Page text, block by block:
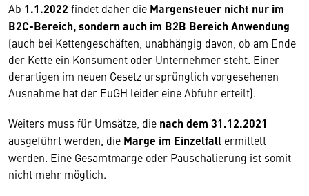
Ab 1.1.2022 findet daher die Margensteuer nicht nur im
B2C-Bereich, sondern auch im B2B Bereich Anwendung
(auch bei Kettengeschäften, unabhängig davon, ob am Ende
der Kette ein Konsument oder Unternehmer steht. Einer
derartigen im neuen Gesetz ursprünglich vorgesehenen
Ausnahme hat der EuGH leider eine Abfuhr erteilt).
Weiters muss für Umsätze, die nach dem 31.12.2021
ausgeführt werden, die Marge im Einzelfall ermittelt
werden. Eine Gesamtmarge oder Pauschalierung ist somit
nicht mehr möglich.